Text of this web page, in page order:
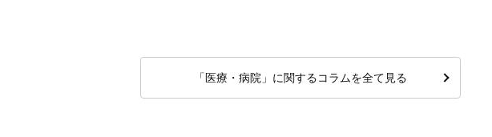
「医療・病院」に関するコラムを全て見る